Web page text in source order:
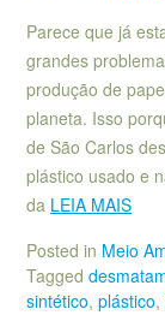
Parece que já
grandes
produção de
planeta. Isso
de São Carlos
plástico usado e
da LEIA MAIS
Posted in Meio
Tagged
sintético, plástico,